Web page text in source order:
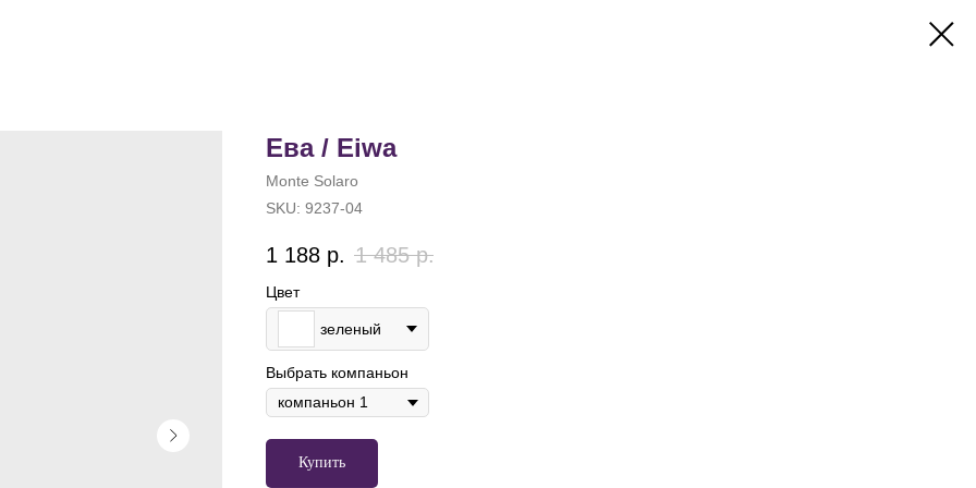
Ева / Eiwa
Monte Solaro
SKU: 9237-04
1 188 р. 1 485 р.
Цвет
зеленый
Выбрать компаньон
Купить